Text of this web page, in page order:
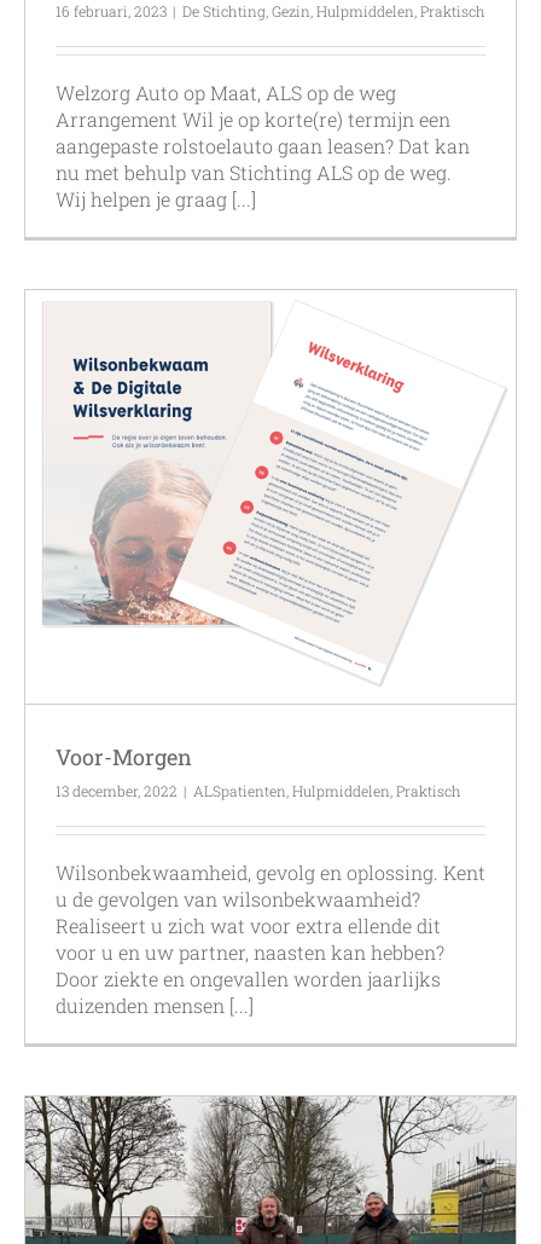
16 februari, 2023 | De Stichting Gezin Hulpmiddelen Praktisch
Welzorg Auto op Maat, ALS op de weg
Arrangement Wil je op korte(re) termijn een
aangepaste rolstoelauto gaan leasen? Dat kan
nu met behulp van Stichting ALS op de weg.
Wij helpen je graag [...]
Voor-Morgen
13 december, 2022 | ALSpatienten,Hulpmiddelen,Praktisch
Wilsonbekwaamheid, gevolg en oplossing. Kent
u de gevolgen van wilsonbekwaamheid?
Realiseert u zich wat voor extra ellende dit
voor u en uw partner, naasten kan hebben?
Door ziekte en ongevallen worden jaarlijks
duizenden mensen [...]